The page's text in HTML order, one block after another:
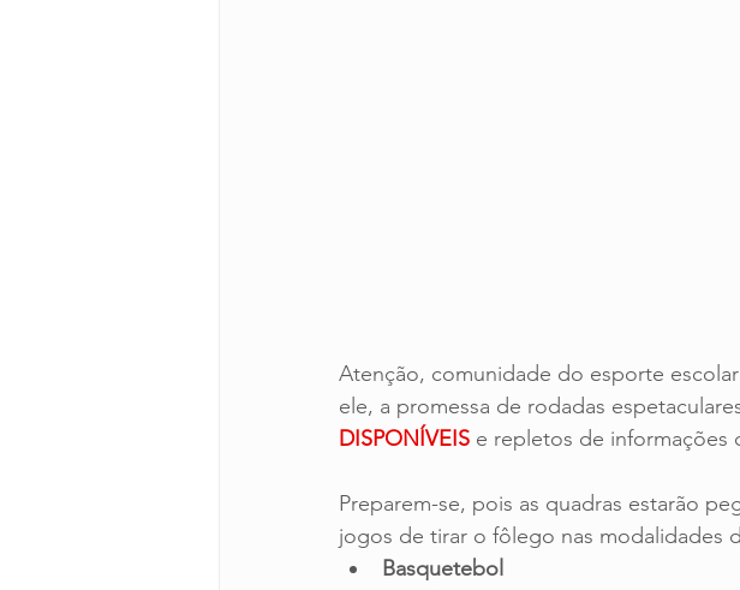
Atenção, comunidade do esporte
ele, a promessa de rodadas
DISPONÍVEIS e repletos de informações
Preparem-se, pois as quadras estarão
jogos de tirar o fôlego nas modalidades
Basquetebol